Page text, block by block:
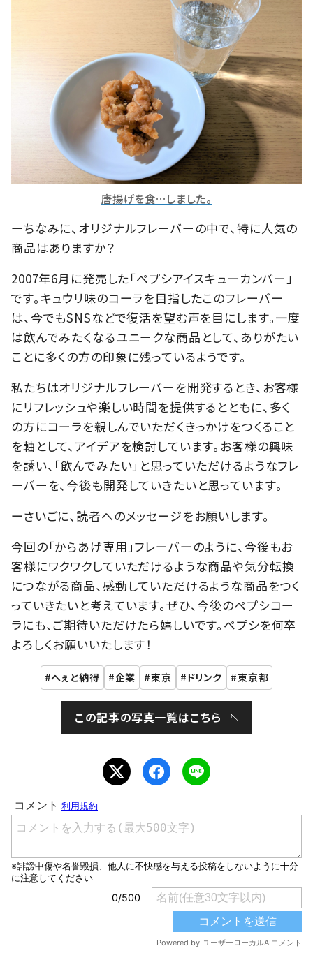
唐揚げを食…しました。
ーちなみに、オリジナルフレーバーの中で、特に人気の
商品はありますか？
2007年6月に発売した「ペプシアイスキューカンバー」
です。キュウリ味のコーラを目指したこのフレーバー
は、今でもSNSなどで復活を望む声を目にします。一度
は飲んでみたくなるユニークな商品として、ありがたい
ことに多くの方の印象に残っているようです。
私たちはオリジナルフレーバーを開発するとき、お客様
にリフレッシュや楽しい時間を提供するとともに、多く
の方にコーラを親しんでいただくきっかけをつくること
を軸として、アイデアを検討しています。お客様の興味
を誘い、「飲んでみたい」と思っていただけるようなフレ
ーバーを、今後も開発していきたいと思っています。
ーさいごに、読者へのメッセージをお願いします。
今回の「からあげ専用」フレーバーのように、今後もお
客様にワクワクしていただけるような商品や気分転換
につながる商品、感動していただけるような商品をつく
っていきたいと考えています。ぜひ、今後のペプシコー
ラにも、ご期待いただけたら嬉しいです。ペプシを何卒
よろしくお願いいたします！
へぇと納得 企業 東京 ドリンク 東京都
この記事の写真一覧はこちら